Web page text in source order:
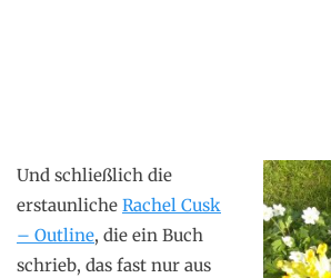
Und schließlich die
erstaunliche Rachel Cusk
– Outline, die ein Buch
schrieb, das fast nur aus